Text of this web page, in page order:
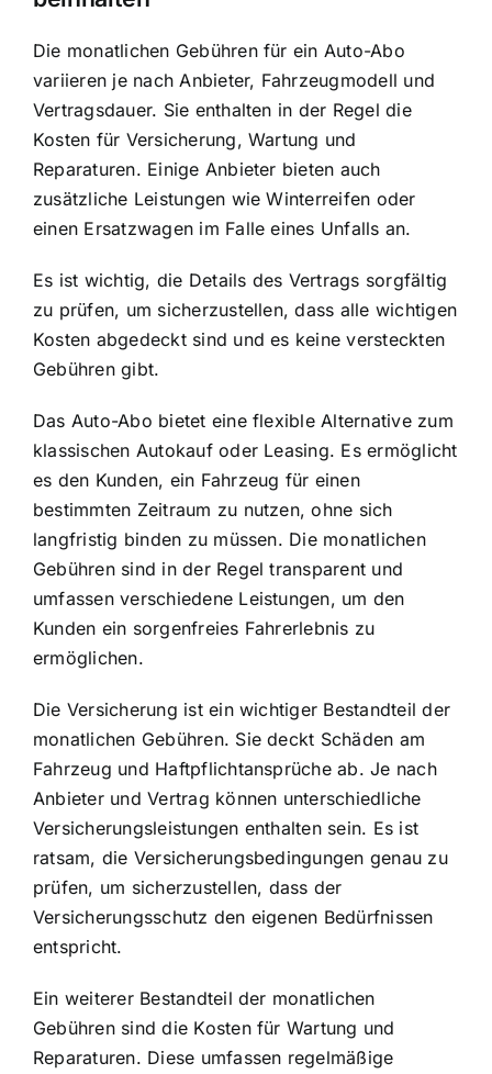
Die monatlichen Gebühren für ein Auto-Abo
variieren je nach Anbieter, Fahrzeugmodell und
Vertragsdauer. Sie enthalten in der Regel die
Kosten für Versicherung, Wartung und
Reparaturen. Einige Anbieter bieten auch
zusätzliche Leistungen wie Winterreifen oder
einen Ersatzwagen im Falle eines Unfalls an.
Es ist wichtig, die Details des Vertrags sorgfältig
zu prüfen, um sicherzustellen, dass alle wichtigen
Kosten abgedeckt sind und es keine versteckten
Gebühren gibt.
Das Auto-Abo bietet eine flexible Alternative zum
klassischen Autokauf oder Leasing. Es ermöglicht
es den Kunden, ein Fahrzeug für einen
bestimmten Zeitraum zu nutzen, ohne sich
langfristig binden zu müssen. Die monatlichen
Gebühren sind in der Regel transparent und
umfassen verschiedene Leistungen, um den
Kunden ein sorgenfreies Fahrerlebnis zu
ermöglichen.
Die Versicherung ist ein wichtiger Bestandteil der
monatlichen Gebühren. Sie deckt Schäden am
Fahrzeug und Haftpflichtansprüche ab. Je nach
Anbieter und Vertrag können unterschiedliche
Versicherungsleistungen enthalten sein. Es ist
ratsam, die Versicherungsbedingungen genau zu
prüfen, um sicherzustellen, dass der
Versicherungsschutz den eigenen Bedürfnissen
entspricht.
Ein weiterer Bestandteil der monatlichen
Gebühren sind die Kosten für Wartung und
Reparaturen. Diese umfassen regelmäßige